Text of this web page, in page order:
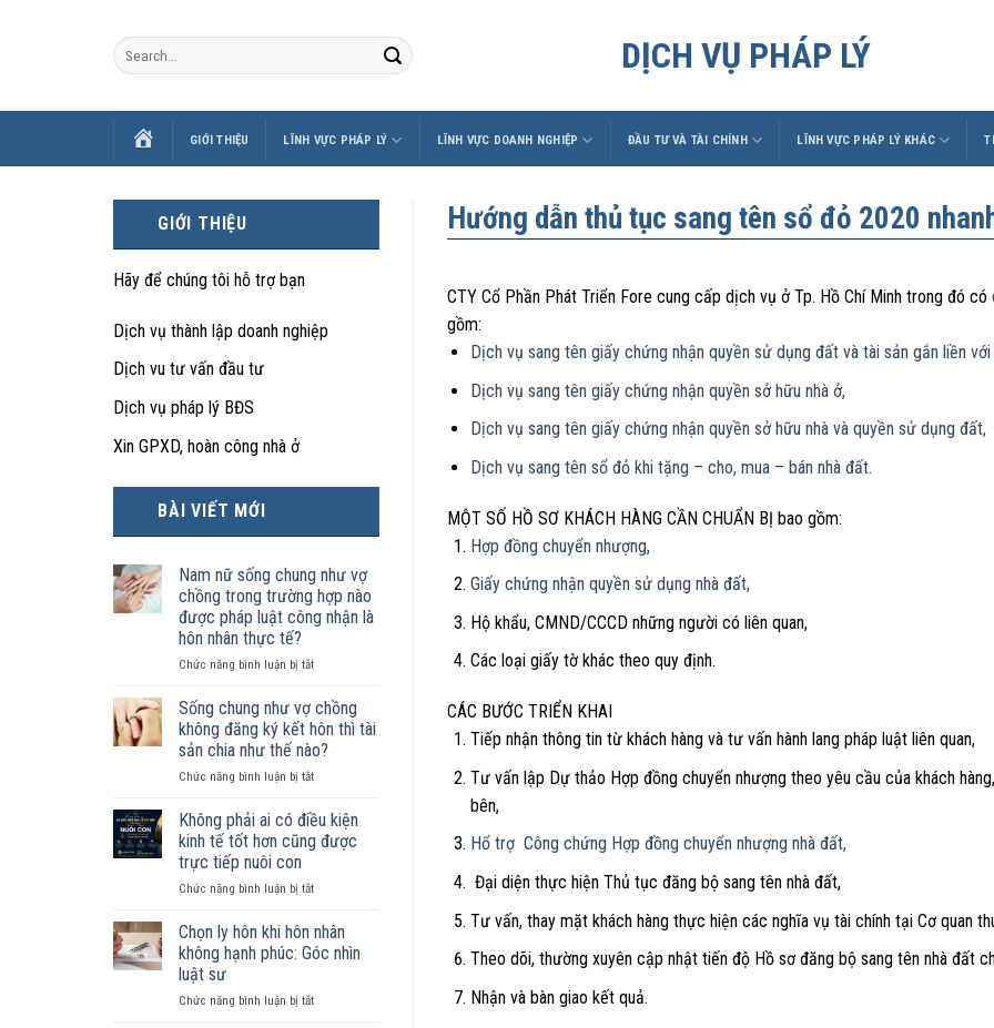
DỊCH VỤ PHÁP LÝ
TRANGGIỚI THIỆU LĨNH VỰC PHÁP LÝ LĨNH VỰC DOANH NGHIỆP ĐẦU TƯ VÀ TÀI CHÍNH LĨNH VỰC PHÁP LÝ KHÁC
GIỚI THIỆU
Hãy để chúng tôi hỗ trợ bạn
Dịch vụ thành lập doanh nghiệp
Dịch vu tư vấn đầu tư
Dịch vụ pháp lý BĐS
Xin GPXD, hoàn công nhà ở
BÀI VIẾT MỚI
Nam nữ sống chung như vợ
chồng trong trường hợp nào
được pháp luật công nhận là
hôn nhân thực tế?
Chức năng bình luận bị tắtở
nữ
sống
chung
như
vợ
trong
trường
hợp
được
luật
công
hôn
Sống chung như vợ chồng
không đăng ký kết hôn thì tài
sản chia như thế nào?
Chức năng bình luận bị tắtở
chung
như
vợ
không
ký
kết
hôn
tài
Không phải ai có điều kiện
kinh tế tốt hơn cũng được
trực tiếp nuôi con
Chức năng bình luận bị tắtở
phải
ai
có
kiện
Chọn ly hôn khi hôn nhân
không hạnh phúc: Góc nhìn
luật sư
Chức năng bình luận bị tắtở
Hướng dẫn thủ tục sang tên sổ đỏ 2020
CTY Cổ Phần Phát Triển Fore cung cấp dịch vụ ở Tp. Hồ Chí Minh trong đó có
gồm:
Dịch vụ sang tên giấy chứng nhận quyền sử dụng đất và tài sản gắn liền
Dịch vụ sang tên giấy chứng nhận quyền sở hữu nhà ở,
Dịch vụ sang tên giấy chứng nhận quyền sở hữu nhà và quyền sử dụng đất,
Dịch vụ sang tên sổ đỏ khi tặng – cho, mua – bán nhà đất.
MỘT SỐ HỒ SƠ KHÁCH HÀNG CẦN CHUẨN BỊ bao gồm:
Hợp đồng chuyển nhượng,
Giấy chứng nhận quyền sử dụng nhà đất,
Hộ khẩu, CMND/CCCD những người có liên quan,
Các loại giấy tờ khác theo quy định.
CÁC BƯỚC TRIỂN KHAI
Tiếp nhận thông tin từ khách hàng và tư vấn hành lang pháp luật liên quan,
Tư vấn lập Dự thảo Hợp đồng chuyển nhượng theo yêu cầu của khách
bên,
Hổ trợ Công chứng Hợp đồng chuyển nhượng nhà đất,
Đại diện thực hiện Thủ tục đăng bộ sang tên nhà đất,
Tư vấn, thay mặt khách hàng thực hiện các nghĩa vụ tài chính tại Cơ quan
Theo dõi, thường xuyên cập nhật tiến độ Hồ sơ đăng bộ sang tên nhà đất
Nhận và bàn giao kết quả.